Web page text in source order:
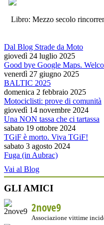
Libro: Mezzo secolo
Dal Blog Strade da Moto
giovedì 24 luglio 2025
Good bye Google Maps.
venerdì 27 giugno 2025
BALTIC 2025
domenica 2 febbraio 2025
Motociclisti: prove di comunità
giovedì 14 novembre 2024
Una NON tassa che ci tartassa
sabato 19 ottobre 2024
TGiF è morto. Viva TGiF!
sabato 3 agosto 2024
Fuga (in Aubrac)
Vai al Blog
GLI AMICI
2nove9
Associazione vittime